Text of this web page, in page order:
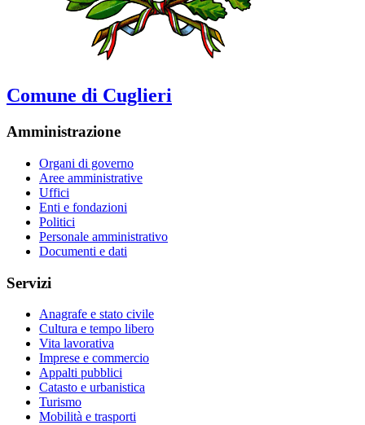
Comune di Cuglieri
Amministrazione
Organi di governo
Aree amministrative
Uffici
Enti e fondazioni
Politici
Personale amministrativo
Documenti e dati
Servizi
Anagrafe e stato civile
Cultura e tempo libero
Vita lavorativa
Imprese e commercio
Appalti pubblici
Catasto e urbanistica
Turismo
Mobilità e trasporti